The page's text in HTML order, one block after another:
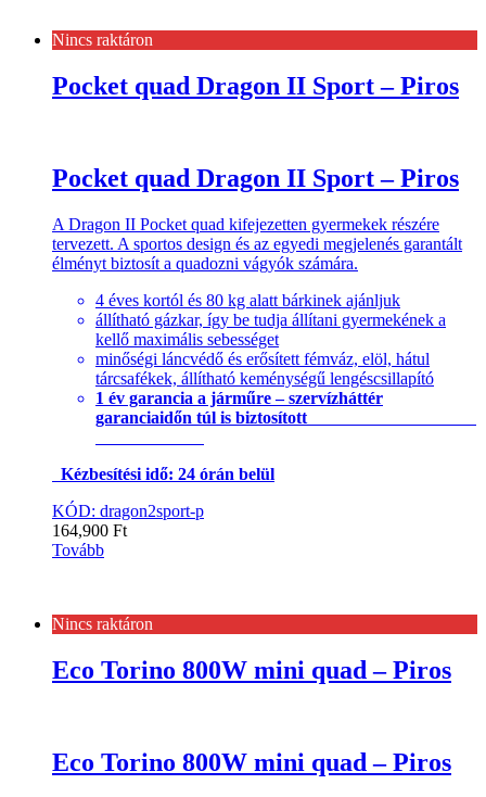
Nincs raktáron
Pocket quad Dragon II Sport – Piros
Pocket quad Dragon II Sport – Piros
A Dragon II Pocket quad kifejezetten gyermekek részére
tervezett. A sportos design és az egyedi megjelenés garantált
élményt biztosít a quadozni vágyók számára.
4 éves kortól és 80 kg alatt bárkinek ajánljuk
állítható gázkar, így be tudja állítani gyermekének a
kellő maximális sebességet
minőségi láncvédő és erősített fémváz, elöl, hátul
tárcsafékek, állítható keménységű lengéscsillapító
1 év garancia a járműre – szervízháttér
garanciaidőn túl is biztosított
Kézbesítési idő: 24 órán belül
KÓD: dragon2sport-p
164,900 Ft
Tovább
Nincs raktáron
Eco Torino 800W mini quad – Piros
Eco Torino 800W mini quad – Piros